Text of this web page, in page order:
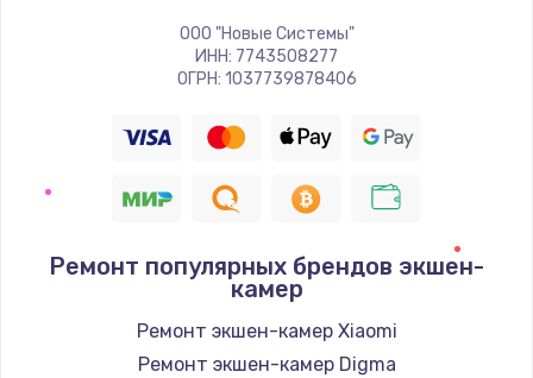
Замена ТЭНа
2500 руб.
1400 руб.
Замена / ремонт электронного модуля
ООО "Новые Системы"
ИНН: 7743508277
ОГРН: 1037739878406
Ремонт популярных брендов экшен-
камер
Ремонт экшен-камер Xiaomi
Ремонт экшен-камер Digma